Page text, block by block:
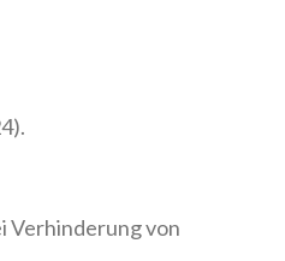
Verhinderung von